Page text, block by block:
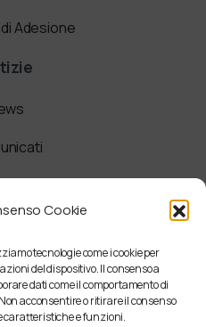
Cookie
tecnologie come i cookie per
del dispositivo. Il consenso a
dati come il comportamento di
acconsentire o ritirare il consenso
e funzioni.
Adesione